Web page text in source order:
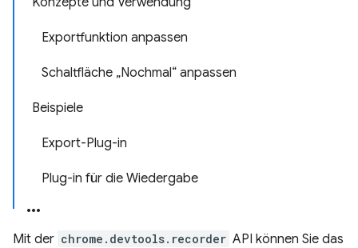
Exportfunktion anpassen
Schaltfläche „Nochmal“ anpassen
Beispiele
Export-Plug-in
Plug-in für die Wiedergabe
Mit der chrome.devtools.recorder API können Sie das